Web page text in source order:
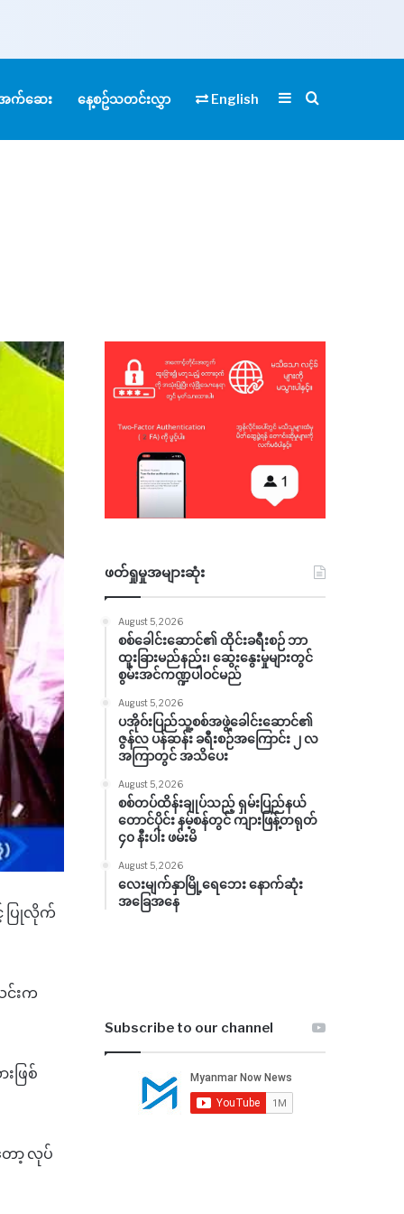
က်ဆေး နေ့စဥ်သတင်းလွှာ English SidebarSearch for
ပြုလိုက်
င်းက
ဖြစ်
ော့ လုပ်
ဖတ်ရှုမှုအများဆုံး
August 5, 2026
စစ်ခေါင်းဆောင်၏ ထိုင်းခရီးစဉ် ဘာ
ထူးခြားမည်နည်း၊ ဆွေးနွေးမှုများတွင်
စွမ်းအင်ကဏ္ဍပါဝင်မည်
August 5, 2026
ပအိုဝ်းပြည်သူ့စစ်အဖွဲ့ခေါင်းဆောင်၏
ဇွန်လ ပန်ဆန်း ခရီးစဉ်အကြောင်း ၂ လ
အကြာတွင် အသိပေး
August 5, 2026
စစ်တပ်ထိန်းချုပ်သည့် ရှမ်းပြည်နယ်
တောင်ပိုင်း နမ့်စန်တွင် ကျားဖြန့်တရုတ်
၄၀ နီးပါး ဖမ်းမိ
August 5, 2026
လေးမျက်နှာမြို့ရေဘေး နောက်ဆုံး
အခြေအနေ
Subscribe to our channel